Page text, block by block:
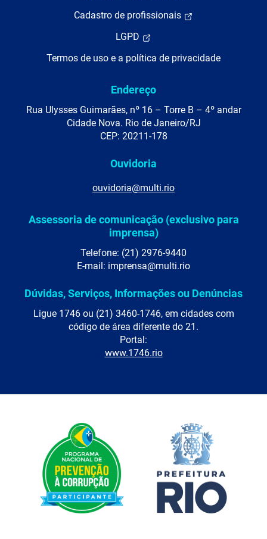
Cadastro de profissionais
LGPD
Termos de uso e a política de privacidade
Endereço
Rua Ulysses Guimarães, nº 16 – Torre B – 4º andar
Cidade Nova. Rio de Janeiro/RJ
CEP: 20211-178
Ouvidoria
ouvidoria@multi.rio
Assessoria de comunicação (exclusivo para
imprensa)
Telefone: (21) 2976-9440
E-mail: imprensa@multi.rio
Dúvidas, Serviços, Informações ou Denúncias
Ligue 1746 ou (21) 3460-1746, em cidades com
código de área diferente do 21.
Portal:
www.1746.rio